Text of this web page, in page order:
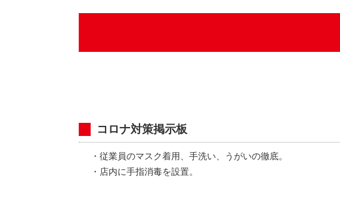
コロナ対策掲示板
・従業員のマスク着用、手洗い、うがいの徹底。
・店内に手指消毒を設置。